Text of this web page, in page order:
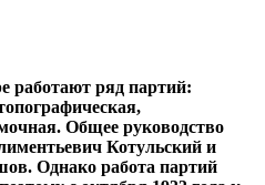
работают ряд партий:
Общее руководство
Котульский и
Однако работа партий